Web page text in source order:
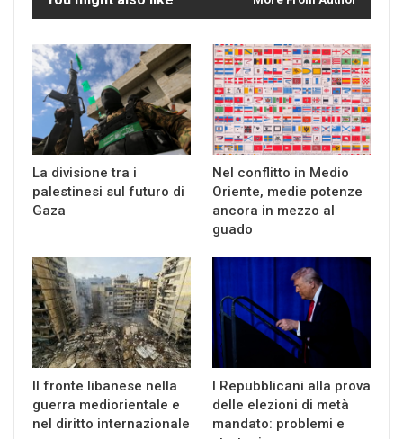
La divisione tra i
palestinesi sul futuro di
Gaza
Nel conflitto in Medio
Oriente, medie potenze
ancora in mezzo al
guado
Il fronte libanese nella
guerra mediorientale e
nel diritto internazionale
I Repubblicani alla prova
delle elezioni di metà
mandato: problemi e